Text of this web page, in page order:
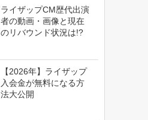
ライザップCM歴代出演
者の動画・画像と現在
のリバウンド状況は!?
【2026年】ライザップ
入会金が無料になる方
法大公開